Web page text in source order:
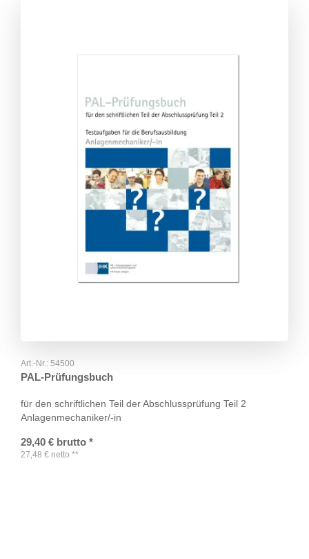
Art.-Nr.: 54500
PAL-Prüfungsbuch
für den schriftlichen Teil der Abschlussprüfung Teil 2
Anlagenmechaniker/-in
29,40 € brutto *
27,48 € netto **